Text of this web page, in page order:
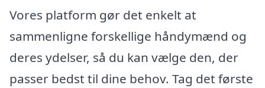
Vores platform gør det enkelt at
sammenligne forskellige håndymænd og
deres ydelser, så du kan vælge den, der
passer bedst til dine behov. Tag det første